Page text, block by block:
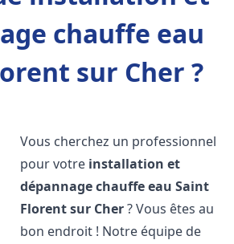
chauffe eau
sur Cher ?
Vous cherchez un professionnel
pour votre installation et
dépannage chauffe eau Saint
Florent sur Cher? Vous êtes au
bon endroit ! Notre équipe de